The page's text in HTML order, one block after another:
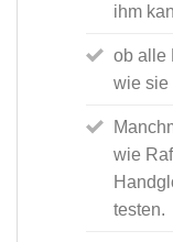
ihm
ob alle
wie sie
wie
testen.